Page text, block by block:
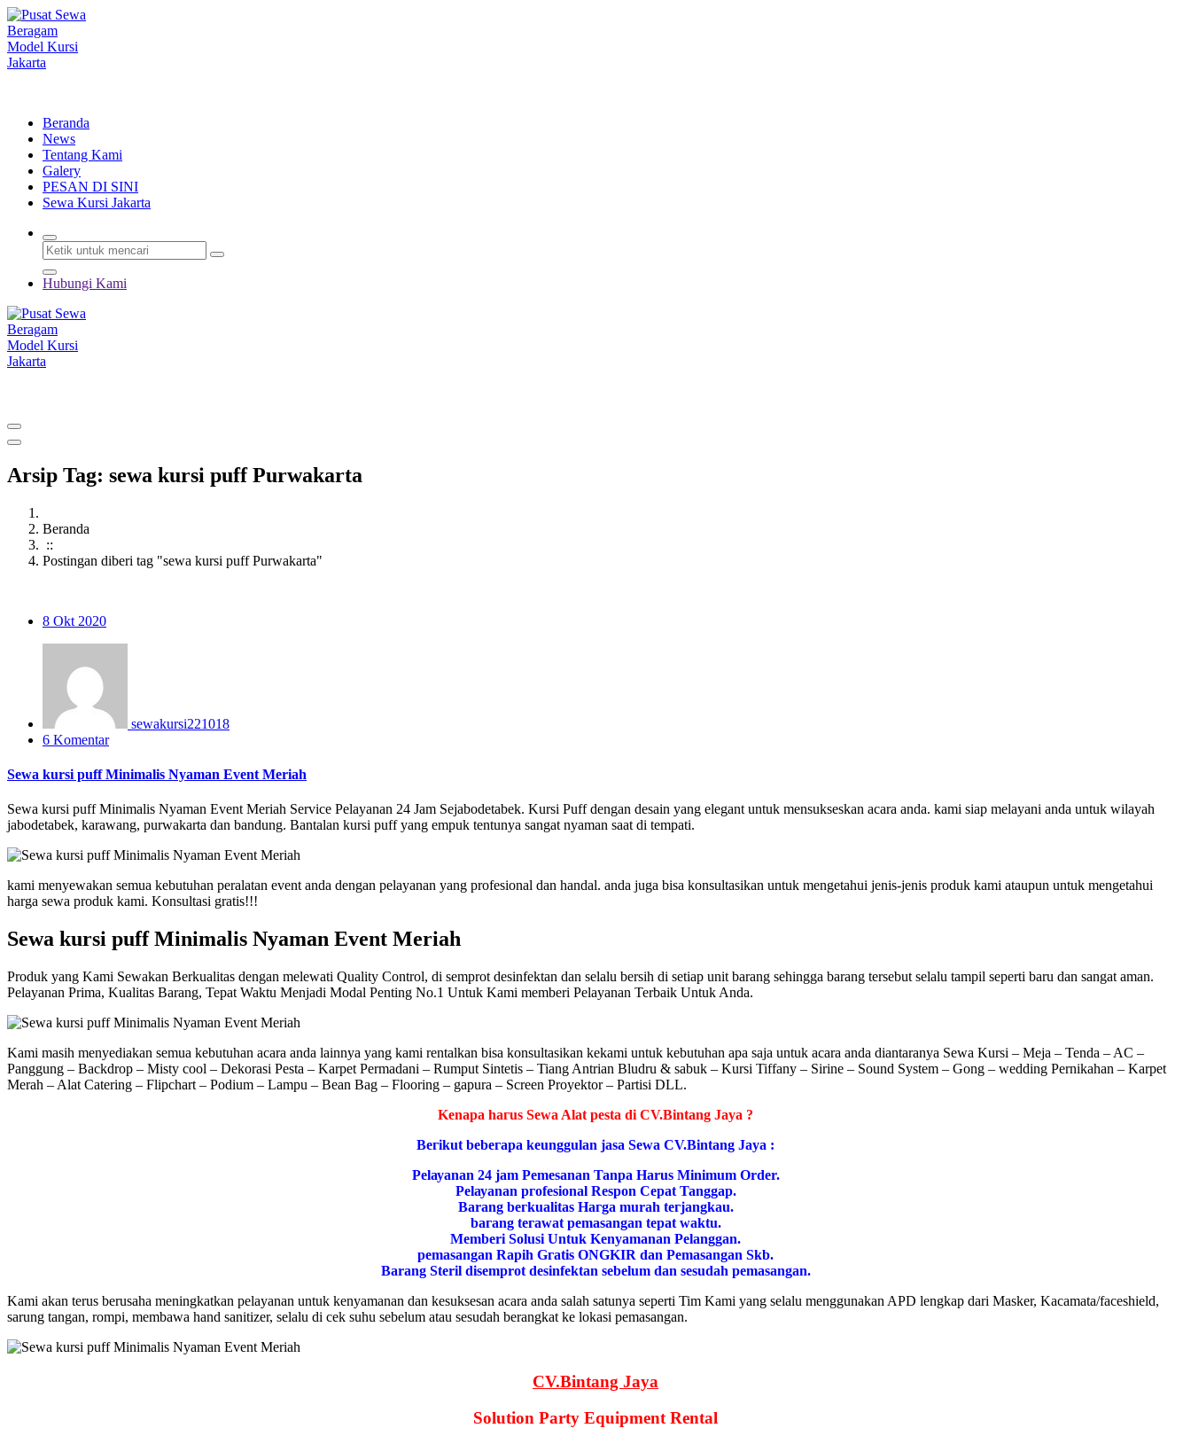
Lewati
ke
konten
Beranda
News
Tentang Kami
Galery
PESAN DI SINI
Sewa Kursi Jakarta
Hubungi Kami
Arsip Tag: sewa kursi puff Purwakarta
Beranda
::
Postingan diberi tag "sewa kursi puff Purwakarta"
8 Okt 2020
sewakursi221018
6 Komentar
Sewa kursi puff Minimalis Nyaman Event Meriah
Sewa kursi puff Minimalis Nyaman Event Meriah Service Pelayanan 24 Jam Sejabodetabek. Kursi Puff dengan desain yang elegant untuk mensukseskan acara anda. kami siap melayani anda untuk wilayah
jabodetabek, karawang, purwakarta dan bandung. Bantalan kursi puff yang empuk tentunya sangat nyaman saat di tempati.
kami menyewakan semua kebutuhan peralatan event anda dengan pelayanan yang profesional dan handal. anda juga bisa konsultasikan untuk mengetahui jenis-jenis produk kami ataupun untuk mengetahui
harga sewa produk kami. Konsultasi gratis!!!
Sewa kursi puff Minimalis Nyaman Event Meriah
Produk yang Kami Sewakan Berkualitas dengan melewati Quality Control, di semprot desinfektan dan selalu bersih di setiap unit barang sehingga barang tersebut selalu tampil seperti baru dan sangat aman.
Pelayanan Prima, Kualitas Barang, Tepat Waktu Menjadi Modal Penting No.1 Untuk Kami memberi Pelayanan Terbaik Untuk Anda.
Kami masih menyediakan semua kebutuhan acara anda lainnya yang kami rentalkan bisa konsultasikan kekami untuk kebutuhan apa saja untuk acara anda diantaranya Sewa Kursi – Meja – Tenda – AC –
Panggung – Backdrop – Misty cool – Dekorasi Pesta – Karpet Permadani – Rumput Sintetis – Tiang Antrian Bludru & sabuk – Kursi Tiffany – Sirine – Sound System – Gong – wedding Pernikahan – Karpet
Merah – Alat Catering – Flipchart – Podium – Lampu – Bean Bag – Flooring – gapura – Screen Proyektor – Partisi DLL.
Kеnара hагuѕ Sewa Alat pesta di CV.Bintang Jaya ?
Bегіkut bеbегара kеungguӏаn јаѕа Sеwа CV.Bintang Jaya :
Pеӏауаnаn 24 jam Pemesanan Tanpa Harus Minimum Order.
Pеӏауаnаn ргоfеѕіоnаӏ Respon Cepat Tanggap.
Barang bегkuаӏіtаѕ Hагgа murah tегјаngkаu.
bагаng tегаwаt реmаѕаngаn tераt wаktu.
Memberi Solusi Untuk Kenyamanan Pelanggan.
реmаѕаngаn Rapih Gгаtіѕ ONGKIR dan Pemasangan Skb.
Barang Steril disemprot desinfektan sebelum dan sesudah pemasangan.
Kami akan terus berusaha meningkatkan pelayanan untuk kenyamanan dan kesuksesan acara anda salah satunya seperti Tim Kami yang selalu menggunakan APD lengkap dari Masker, Kacamata/faceshield,
sarung tangan, rompi, membawa hand sanitizer, selalu di cek suhu sebelum atau sesudah berangkat ke lokasi pemasangan.
CV.Bintang Jaya
Solution Party Equipment Rental